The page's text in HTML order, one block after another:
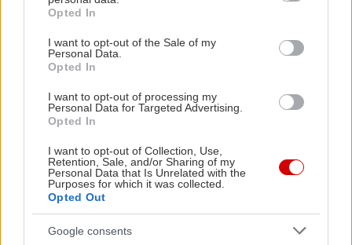
grant or deny consent to Google and its third-party tags to
use your data for below specified purposes in below Google
consent section.
Opted In
I want to opt-out of the Sale of my
Personal Data.
Opted In
I want to opt-out of processing my
Personal Data for Targeted Advertising.
Opted In
I want to opt-out of Collection, Use,
Retention, Sale, and/or Sharing of my
Personal Data that Is Unrelated with the
Purposes for which it was collected.
Opted Out
Google consents
Από εκεί και πέρα, το καλοκαίρι επιστρέφει
κανονικά. Η θερμοκρασία την Κυριακή θα ανέβει
Δευτέραο καιρός θα γίνει ακόμη πιο
καλοκαιρινός, με μεγάλα διαστήματα ηλιοφάνειας
και τον υδράργυρο να φτάνει ξανά τους
βαθμούς.